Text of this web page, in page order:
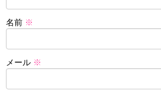
名前 ※
メール ※